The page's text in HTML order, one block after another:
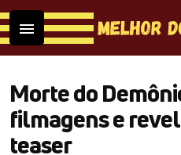
Morte do
filmagens e
teaser